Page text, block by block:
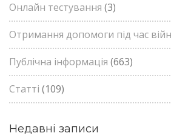
Онлайн тестування (3)
Отримання допомоги під час
Публічна інформація (663)
Статті (109)
Недавні записи